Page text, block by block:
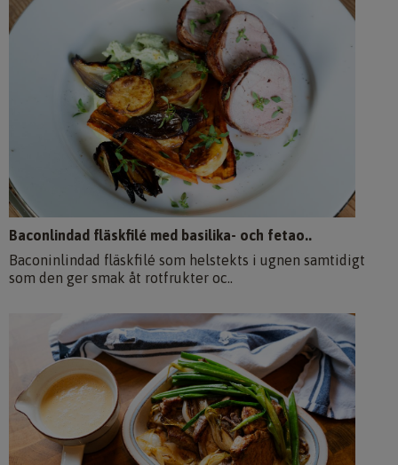
Baconlindad fläskfilé med basilika- och fetao..
Baconinlindad fläskfilé som helstekts i ugnen samtidigt
som den ger smak åt rotfrukter oc..